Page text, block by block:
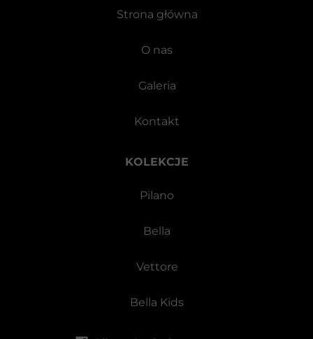
KOLEKCJE
Pilano
Bella
Vettore
Bella Kids
Strona główna
O nas
Galeria
Kontakt